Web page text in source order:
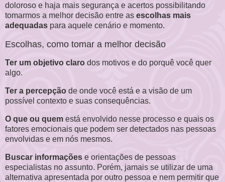
doloroso e haja mais segurança e acertos possibilitando
tomarmos a melhor decisão entre as escolhas mais
adequadas para aquele cenário e momento.
Escolhas, como tomar a melhor decisão
Ter um objetivo claro dos motivos e do porquê você quer
algo.
Ter a percepção de onde você está e a visão de um
possível contexto e suas consequências.
O que ou quem está envolvido nesse processo e quais os
fatores emocionais que podem ser detectados nas pessoas
envolvidas e em nós mesmos.
Buscar informações e orientações de pessoas
especialistas no assunto. Porém, jamais se utilizar de uma
alternativa apresentada por outro pessoa e nem permitir que